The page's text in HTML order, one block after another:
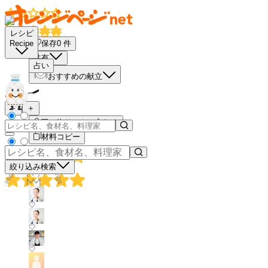
レシピ
Recipe
占い
絞り込み検索
保存0 件
共有
おすすめの献立
－
＋
買い物リストに入れる
材料コピー